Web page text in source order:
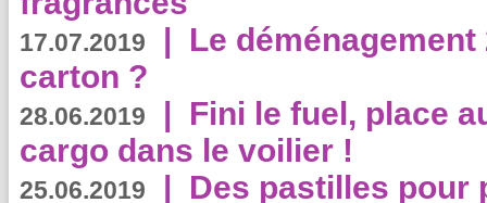
17.07.2019 | Le
carton ?
28.06.2019 | Fini le fuel, place
cargo dans le voilier !
25.06.2019 | Des pastilles pour